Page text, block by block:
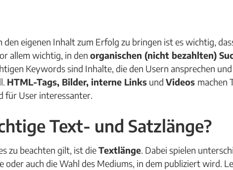
eigenen Inhalt zum Erfolg zu bringen ist es wichtig,
allem wichtig, in den organischen (nicht bezahlten)
Keywords sind Inhalte, die den Usern ansprechen
HTML-Tags, Bilder, interne Links und Videos machen
für User interessanter.
Text- und Satzlänge?
zu beachten gilt, ist dieTextlänge. Dabei spielen
oder auch die Wahl des Mediums, in dem publiziert wird.